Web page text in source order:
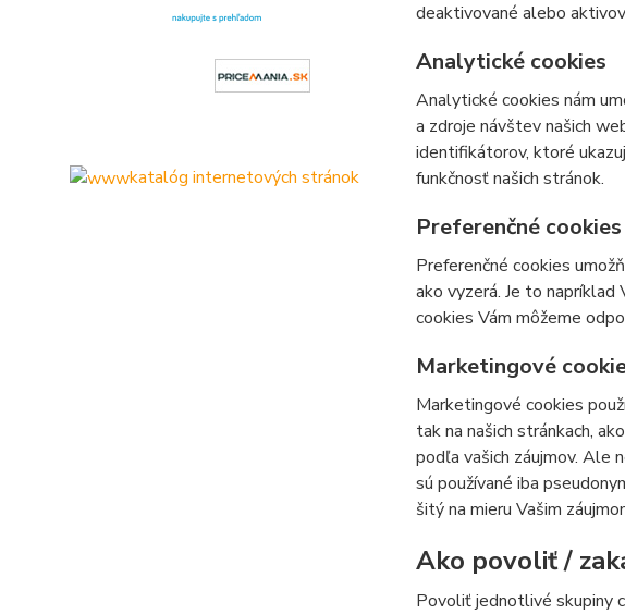
katalóg internetových stránok
deaktivované alebo
Analytické cookies
Analytické cookies nám
a zdroje návštev našich
identifikátorov, ktoré
funkčnosť našich stránok.
Preferenčné cookies
Preferenčné cookies
ako vyzerá. Je to
cookies Vám môžeme
Marketingové
Marketingové cookies
tak na našich stránkach,
podľa vašich záujmov. Ale
sú používané iba
šitý na mieru Vašim
Ako povoliť /
Povoliť jednotlivé skupiny